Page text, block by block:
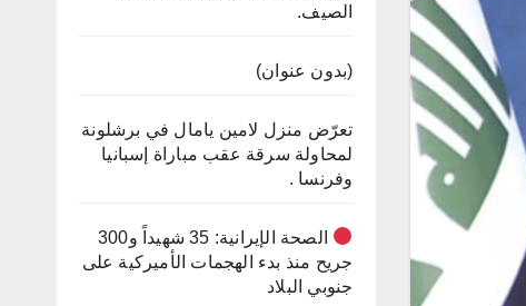
الصيف.
(بدون عنوان)
تعرّض منزل لامين يامال في برشلونة
لمحاولة سرقة عقب مباراة إسبانيا
وفرنسا .
الصحة الإيرانية: 35 شهيداً و300
جريح منذ بدء الهجمات الأميركية على
جنوبي البلاد